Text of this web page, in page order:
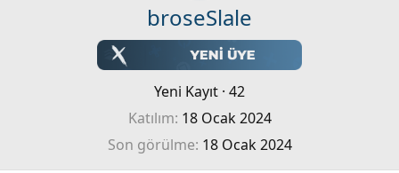
broseSlale
Yeni Kayıt · 42
Katılım 18 Ocak 2024
Son görülme 18 Ocak 2024